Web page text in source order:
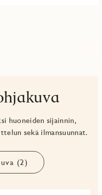
huoneiden sijainnin,
sekä ilmansuunnat.
(2)